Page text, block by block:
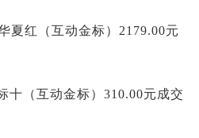
夏红（互动金标）2179.00元
十（互动金标）310.00元成交